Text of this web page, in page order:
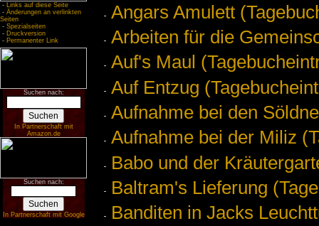
- Links auf diese Seite
- Änderungen an verlinkten
Seiten
- Spezialseiten
- Druckversion
- Permanenter Link
Suchen nach:
In Partnerschaft mit
Amazon.de
Suchen nach:
In Partnerschaft mit Google
Angars Amulett
Arbeiten für die
Auf's Maul
Auf Entzug
Aufnahme bei den
Aufnahme bei der Miliz
Babo und der
Baltram's Lieferung
Banditen in Jacks